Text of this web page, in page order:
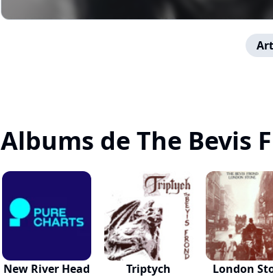
Albums de The Bevis
New River Head Triptych London